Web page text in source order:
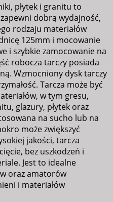
płytek i granitu to
dobrą wydajność,
rodzaju materiałów
125mm i mocowanie
i szybkie zamocowanie na
robocza tarczy posiada
Wzmocniony dysk tarczy
Tarcza może być
w tym gresu,
glazury, płytek oraz
na sucho lub na
może zwiększyć
jakości, tarcza
bez uszkodzeń i
Jest to idealne
oraz amatorów
i materiałów